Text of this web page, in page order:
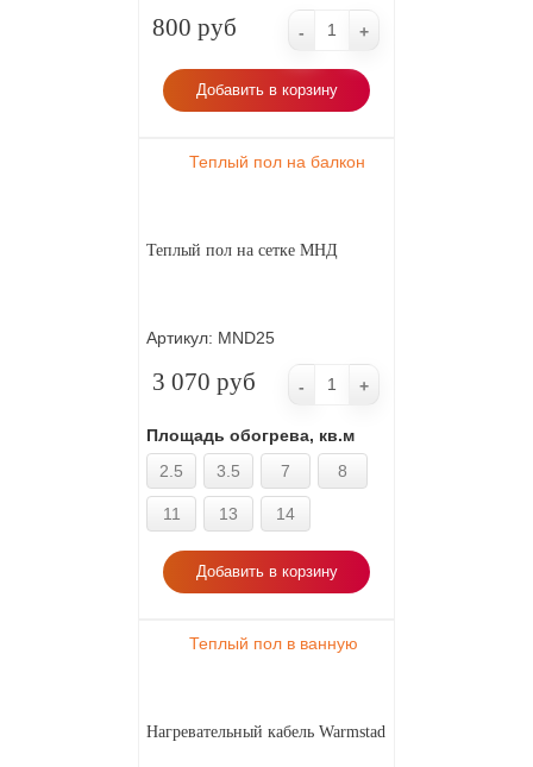
800 руб - +
Добавить в корзину
Теплый пол на балкон
Теплый пол на сетке МНД
Артикул: MND25
3 070 руб
Площадь обогрева, кв.м
2.5
3.5 7 8
11 13 14
- +
Добавить в корзину
Теплый пол в ванную
Нагревательный кабель Warmstad